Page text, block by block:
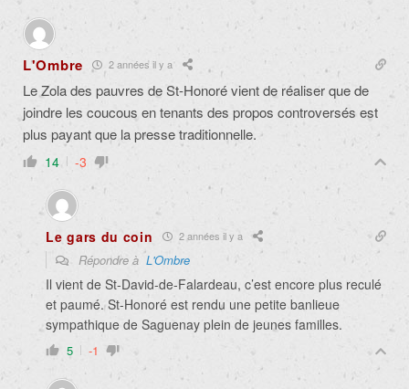
L'Ombre 2 années il y a
Le Zola des pauvres de St-Honoré vient de réaliser que de
joindre les coucous en tenants des propos controversés est
plus payant que la presse traditionnelle.
14 -3
Le gars du coin 2 années il y a
Répondre à L'Ombre
Il vient de St-David-de-Falardeau, c’est encore plus reculé
et paumé. St-Honoré est rendu une petite banlieue
sympathique de Saguenay plein de jeunes familles.
5 -1